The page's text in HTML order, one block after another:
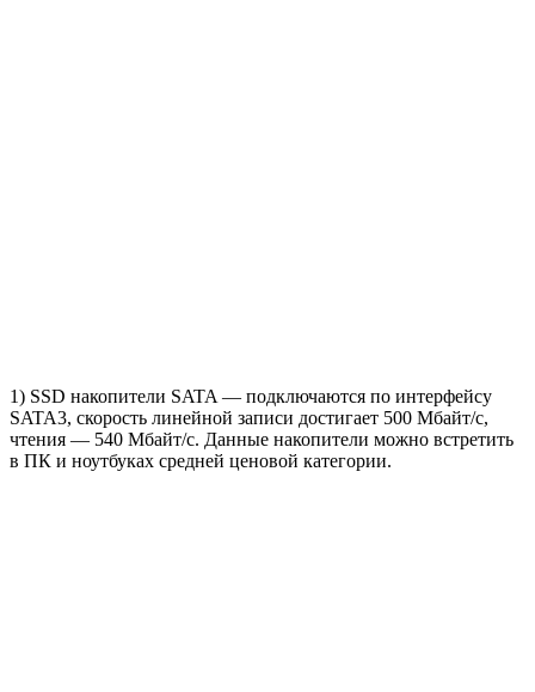
1) SSD накопители SATA — подключаются по интерфейсу
SATA3, скорость линейной записи достигает 500 Мбайт/с,
чтения — 540 Мбайт/с. Данные накопители можно встретить
в ПК и ноутбуках средней ценовой категории.